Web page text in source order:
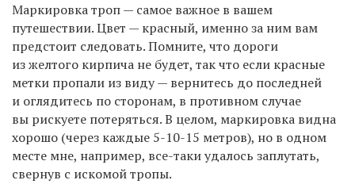
Маркировка троп — самое важное в вашем
путешествии. Цвет — красный, именно за ним вам
предстоит следовать. Помните, что дороги
из желтого кирпича не будет, так что если красные
метки пропали из виду — вернитесь до последней
и оглядитесь по сторонам, в противном случае
вы рискуете потеряться. В целом, маркировка видна
хорошо (через каждые 5-10-15 метров), но в одном
месте мне, например, все-таки удалось заплутать,
свернув с искомой тропы.